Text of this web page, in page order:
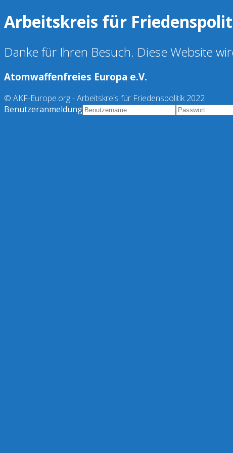
Arbeitskreis für
Danke für Ihren Besuch. Diese Website
Atomwaffenfreies Europa e.V.
© AKF-Europe.org - Arbeitskreis für Friedenspolitik 2022
Benutzeranmeldung